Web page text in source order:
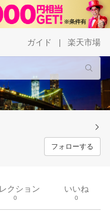
ガイド 楽天市場
フォローする
クション
0
いいね
0